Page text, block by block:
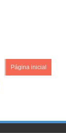
Página inicial